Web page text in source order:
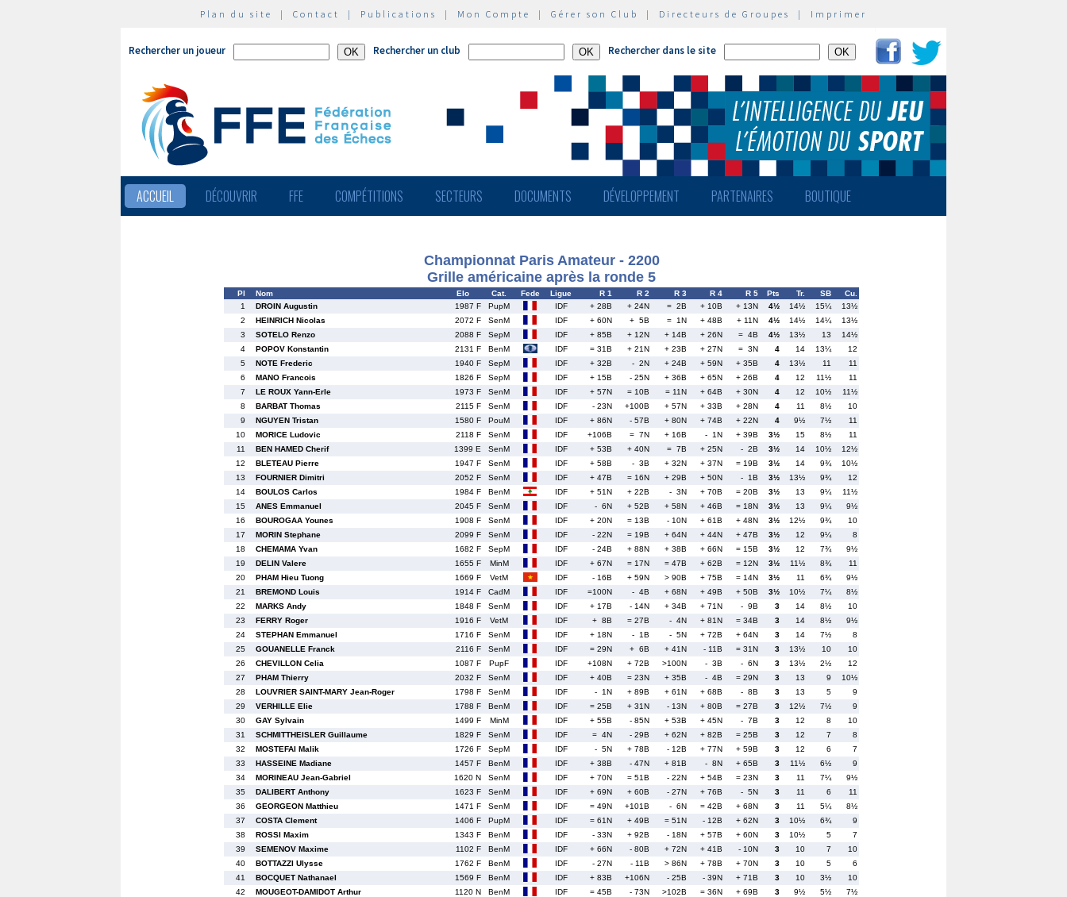
Plan du site | Contact | Publications | Mon Compte | Gérer son Club | Directeurs de Groupes | Imprimer
Rechercher un joueur Rechercher un club Rechercher dans le site
ACCUEIL DÉCOUVRIR FFE COMPÉTITIONS SECTEURS DOCUMENTS DÉVELOPPEMENT PARTENAIRES BOUTIQUE
Championnat Paris Amateur - 2200
Grille américaine après la ronde 5
Pl Nom Elo Cat. Fede Ligue R 1 R 2 R 3 R 4 R 5 Pts Tr. SB
Cu.
1
DROIN Augustin 1987 F PupM IDF + 28B + 24N = 2B + 10B + 13N 4½ 14½ 15¼
13½
2
HEINRICH Nicolas 2072 F SenM IDF + 60N + 5B = 1N + 48B + 11N 4½ 14½ 14¼
13½
3
SOTELO Renzo 2088 F SepM IDF + 85B + 12N + 14B + 26N = 4B 4½ 13½ 13
14½
4
POPOV Konstantin 2131 F BenM IDF = 31B + 21N + 23B + 27N = 3N 4 14 13¼
12
5
NOTE Frederic 1940 F SepM IDF + 32B - 2N + 24B + 59N + 35B 4 13½ 11
11
6
MANO Francois 1826 F SepM IDF + 15B - 25N + 36B + 65N + 26B 4 12 11½
11
7
LE ROUX Yann-Erle 1973 F SenM IDF + 57N = 10B = 11N + 64B + 30N 4 12 10½
11½
8
BARBAT Thomas 2115 F SenM IDF - 23N +100B + 57N + 33B + 28N 4 11 8½
10
9
NGUYEN Tristan 1580 F PouM IDF + 86N - 57B + 80N + 74B + 22N 4 9½ 7½
11
10
MORICE Ludovic 2118 F SenM IDF +106B = 7N + 16B - 1N + 39B 3½ 15 8½
11
11
BEN HAMED Cherif 1399 E SenM IDF + 53B + 40N = 7B + 25N - 2B 3½ 14 10½
12½
12
BLETEAU Pierre 1947 F SenM IDF + 58B - 3B + 32N + 37N = 19B 3½ 14 9¾
10½
13
FOURNIER Dimitri 2052 F SenM IDF + 47B = 16N + 29B + 50N - 1B 3½ 13½ 9¾
12
14
BOULOS Carlos 1984 F BenM IDF + 51N + 22B - 3N + 70B = 20B 3½ 13 9¼
11½
15
ANES Emmanuel 2045 F SenM IDF - 6N + 52B + 58N + 46B = 18N 3½ 13 9¼
9½
16
BOUROGAA Younes 1908 F SenM IDF + 20N = 13B - 10N + 61B + 48N 3½ 12½ 9¾
10
17
MORIN Stephane 2099 F SenM IDF - 22N = 19B + 64N + 44N + 47B 3½ 12 9¼
8
18
CHEMAMA Yvan 1682 F SepM IDF - 24B + 88N + 38B + 66N = 15B 3½ 12 7¾
9½
19
DELIN Valere 1655 F MinM IDF + 67N = 17N = 47B + 62B = 12N 3½ 11½ 8¾
11
20
PHAM Hieu Tuong 1669 F VetM IDF - 16B + 59N > 90B + 75B = 14N 3½ 11 6¾
9½
21
BREMOND Louis 1914 F CadM IDF =100N - 4B + 68N + 49B + 50B 3½ 10½ 7¼
8½
22
MARKS Andy 1848 F SenM IDF + 17B - 14N + 34B + 71N - 9B 3 14 8½
10
23
FERRY Roger 1916 F VetM IDF + 8B = 27B - 4N + 81N = 34B 3 14 8½
9½
24
STEPHAN Emmanuel 1716 F SenM IDF + 18N - 1B - 5N + 72B + 64N 3 14 7½
8
25
GOUANELLE Franck 2116 F SenM IDF = 29N + 6B + 41N - 11B = 31N 3 13½ 10
10
26
CHEVILLON Celia 1087 F PupF IDF +108N + 72B >100N - 3B - 6N 3 13½ 2½
12
27
PHAM Thierry 2032 F SenM IDF + 40B = 23N + 35B - 4B = 29N 3 13 9
10½
28
LOUVRIER SAINT-MARY Jean-Roger 1798 F SenM IDF - 1N + 89B + 61N + 68B - 8B 3 13 5
9
29
VERHILLE Elie 1788 F BenM IDF = 25B + 31N - 13N + 80B = 27B 3 12½ 7½
9
30
GAY Sylvain 1499 F MinM IDF + 55B - 85N + 53B + 45N - 7B 3 12 8
10
31
SCHMITTHEISLER Guillaume 1829 F SenM IDF = 4N - 29B + 62N + 82B = 25B 3 12 7
8
32
MOSTEFAI Malik 1726 F SepM IDF - 5N + 78B - 12B + 77N + 59B 3 12 6
7
33
HASSEINE Madiane 1457 F BenM IDF + 38B - 47N + 81B - 8N + 65B 3 11½ 6½
9
34
MORINEAU Jean-Gabriel 1620 N SenM IDF + 70N = 51B - 22N + 54B = 23N 3 11 7¼
9½
35
DALIBERT Anthony 1623 F SenM IDF + 69N + 60B - 27N + 76B - 5N 3 11 6
11
36
GEORGEON Matthieu 1471 F SenM IDF = 49N +101B - 6N = 42B + 68N 3 11 5¼
8½
37
COSTA Clement 1406 F PupM IDF = 61N + 49B = 51N - 12B + 62N 3 10½ 6¾
9
38
ROSSI Maxim 1343 F BenM IDF - 33N + 92B - 18N + 57B + 60N 3 10½ 5
7
39
SEMENOV Maxime 1102 F BenM IDF + 66N - 80B + 72N + 41B - 10N 3 10 7
10
40
BOTTAZZI Ulysse 1762 F BenM IDF - 27N - 11B > 86N + 78B + 70N 3 10 5
6
41
BOCQUET Nathanael 1569 F BenM IDF + 83B +106N - 25B - 39N + 71B 3 10 3½
10
42
MOUGEOT-DAMIDOT Arthur 1120 N BenM IDF = 45B - 73N >102B = 36N + 69B 3 9½ 5½
7½